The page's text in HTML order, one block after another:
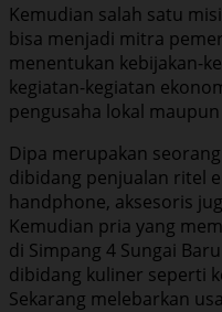
Kemudian salah satu
bisa menjadi mitra
menentukan kebijakan-
kegiatan-kegiatan
pengusaha lokal
Dipa merupakan
dibidang penjualan ritel
handphone, aksesoris
Kemudian pria yang
di Simpang 4 Sungai
dibidang kuliner seperti
Sekarang melebarkan